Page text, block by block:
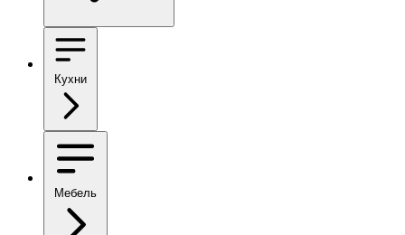
Кухни
Мебель